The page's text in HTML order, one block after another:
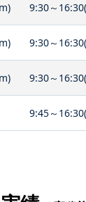
9:30～
9:30～
9:30～
9:45～